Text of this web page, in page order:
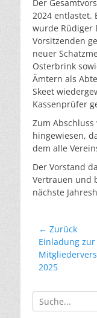
Der
2024 entlastet.
wurde Rüdiger
Vorsitzenden
neuer
Osterbrink
Ämtern als
Skeet
Kassenprüfer
Zum
hingewiesen,
dem alle
Der Vorstand
Vertrauen und
nächste
← Zurück
Vorheriger
Beitrag:
Einladung zur
2025
Suche
nach: